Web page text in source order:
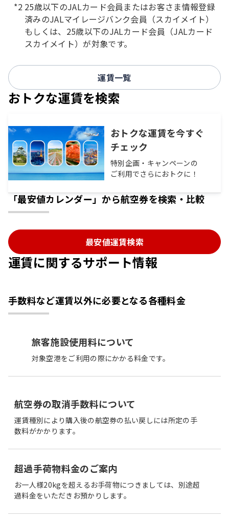
25歳以下のJALカード会員またはお客さま情報登録
済みのJALマイレージバンク会員（スカイメイト）
もしくは、25歳以下のJALカード会員（JALカード
スカイメイト）が対象です。
運賃一覧
おトクな運賃を検索
おトクな運賃を今すぐ
チェック
特別企画・キャンペーンの
ご利用でさらにおトクに！
「最安値カレンダー」から航空券を検索・比較
最安値運賃検索
運賃に関するサポート情報
手数料など運賃以外に必要となる各種料金
旅客施設使用料について
対象空港をご利用の際にかかる料金です。
航空券の取消手数料について
運賃種別により購入後の航空券の払い戻しには所定の手
数料がかかります。
超過手荷物料金のご案内
お一人様20kgを超えるお手荷物につきましては、別途超
過料金をいただきお預かりします。